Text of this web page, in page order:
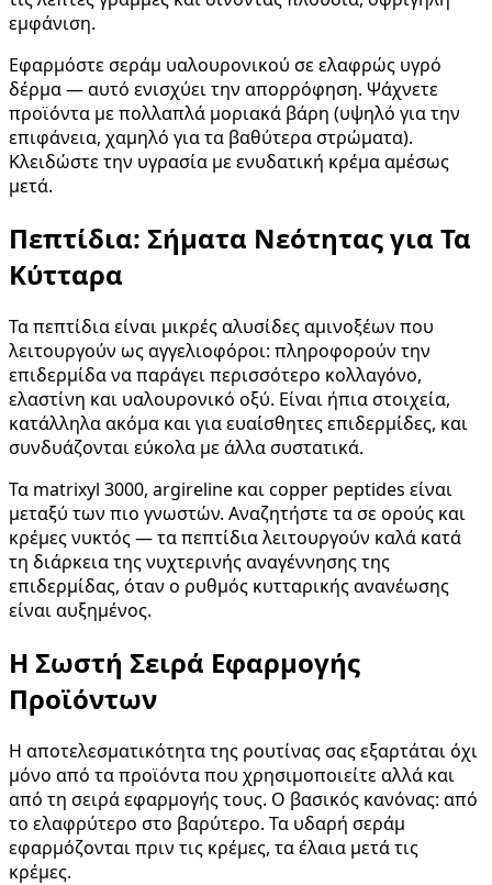
εμφάνιση.
Εφαρμόστε σεράμ υαλουρονικού σε ελαφρώς υγρό
δέρμα — αυτό ενισχύει την απορρόφηση. Ψάχνετε
προϊόντα με πολλαπλά μοριακά βάρη (υψηλό για την
επιφάνεια, χαμηλό για τα βαθύτερα στρώματα).
Κλειδώστε την υγρασία με ενυδατική κρέμα αμέσως
μετά.
Πεπτίδια: Σήματα Νεότητας για Τα
Κύτταρα
Τα πεπτίδια είναι μικρές αλυσίδες αμινοξέων που
λειτουργούν ως αγγελιοφόροι: πληροφορούν την
επιδερμίδα να παράγει περισσότερο κολλαγόνο,
ελαστίνη και υαλουρονικό οξύ. Είναι ήπια στοιχεία,
κατάλληλα ακόμα και για ευαίσθητες επιδερμίδες, και
συνδυάζονται εύκολα με άλλα συστατικά.
Τα matrixyl 3000, argireline και copper peptides είναι
μεταξύ των πιο γνωστών. Αναζητήστε τα σε ορούς και
κρέμες νυκτός — τα πεπτίδια λειτουργούν καλά κατά
τη διάρκεια της νυχτερινής αναγέννησης της
επιδερμίδας, όταν ο ρυθμός κυτταρικής ανανέωσης
είναι αυξημένος.
Η Σωστή Σειρά Εφαρμογής
Προϊόντων
Η αποτελεσματικότητα της ρουτίνας σας εξαρτάται όχι
μόνο από τα προϊόντα που χρησιμοποιείτε αλλά και
από τη σειρά εφαρμογής τους. Ο βασικός κανόνας: από
το ελαφρύτερο στο βαρύτερο. Τα υδαρή σεράμ
εφαρμόζονται πριν τις κρέμες, τα έλαια μετά τις
κρέμες.